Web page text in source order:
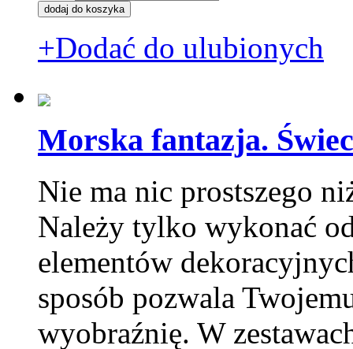
+Dodać do ulubionych
Morska fantazja.
Nie ma nic prostszego
Należy tylko wykonać
elementów
sposób pozwala
wyobraźnię. W